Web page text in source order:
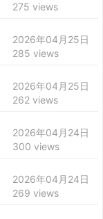
275 views
2026年04月25日
285 views
2026年04月25日
262 views
2026年04月24日
300 views
2026年04月24日
269 views